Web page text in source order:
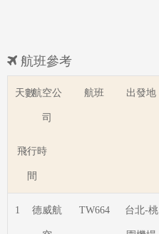
航班參考
天數航空公
司
航班 出發地
飛行時
間
1 德威航 TW664 台北-桃